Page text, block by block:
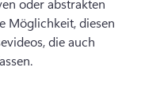
oder abstrakten
Möglichkeit, diesen
die auch